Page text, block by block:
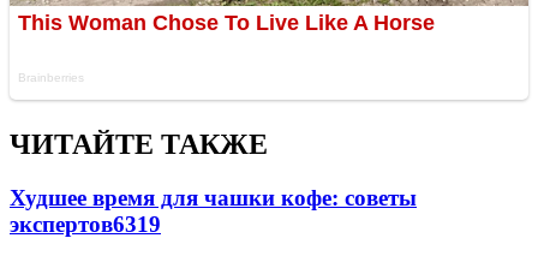
ЧИТАЙТЕ ТАКЖЕ
Худшее время для чашки кофе: советы
экспертов6319